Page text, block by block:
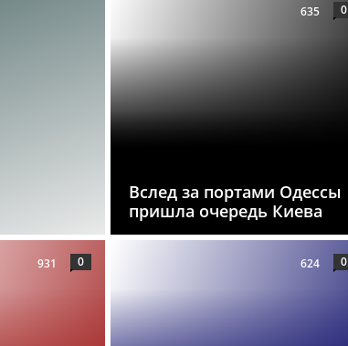
Вслед за портами Одессы
пришла очередь Киева
635 0
931 0 624 0